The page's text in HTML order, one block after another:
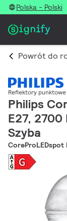
Polska - Polski
Powrót do
Reflektory punktowe
Philips
E27, 2700
Szyba
CoreProLEDspot